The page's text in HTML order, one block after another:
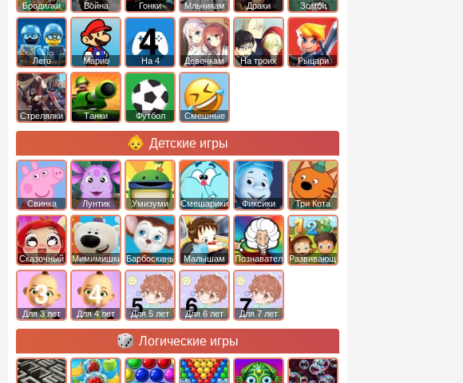
Бродилки Война Гонки Мльчикам Драки Зомби
Лего Марио На 4 Девочкам На троих Рыцари
Стрелялки Танки Футбол Смешные
Детские игры
Свинка
Пеппа
Лунтик Умизуми Смешарики Фиксики Три Кота
Сказочный
патруль
Мимимишки Барбоскины Малышам ПознавательныеРазвивающие
Для 3 лет Для 4 лет Для 5 лет Для 6 лет Для 7 лет
Логические игры